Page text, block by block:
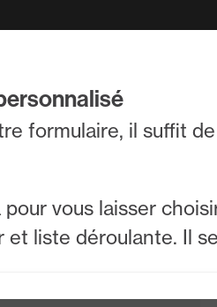
formulaire, il suffit
pour vous laisser
et liste déroulante. Il